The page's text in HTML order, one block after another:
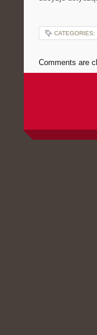
CATEGORIES:
Comments are